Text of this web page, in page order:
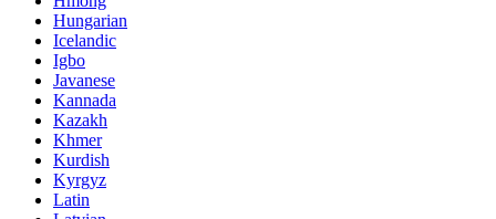
Hungarian
Icelandic
Igbo
Javanese
Kannada
Kazakh
Khmer
Kurdish
Kyrgyz
Latin